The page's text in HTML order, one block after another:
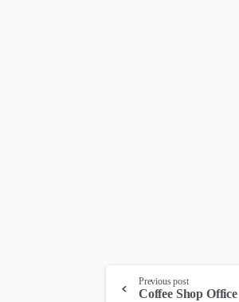
Continue
Previous post
Coffee Shop Office